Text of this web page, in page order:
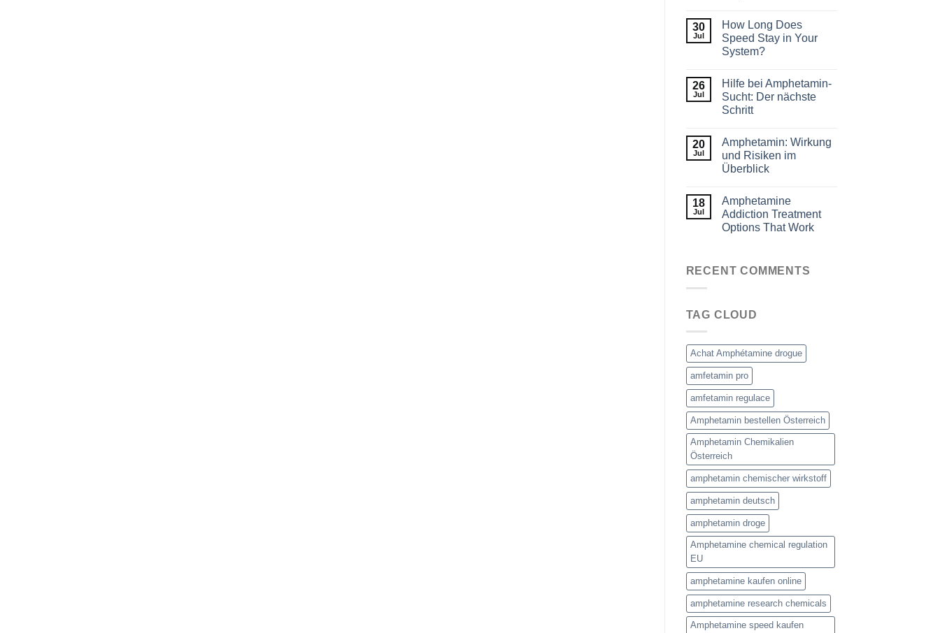
30
Jul
How Long Does
Speed Stay in Your
System?
26
Jul
Hilfe bei Amphetamin-
Sucht: Der nächste
Schritt
20
Jul
Amphetamin: Wirkung
und Risiken im
Überblick
18
Jul
Amphetamine
Addiction Treatment
Options That Work
RECENT COMMENTS
TAG CLOUD
Achat Amphétamine drogue
amfetamin pro
amfetamin regulace
Amphetamin bestellen Österreich
Amphetamin Chemikalien
Österreich
amphetamin chemischer wirkstoff
amphetamin deutsch
amphetamin droge
Amphetamine chemical regulation
EU
amphetamine kaufen online
amphetamine research chemicals
Amphetamine speed kaufen